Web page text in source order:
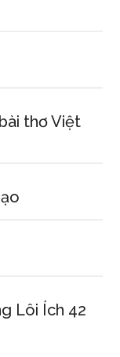
thơ Việt
Lôi Ích 42